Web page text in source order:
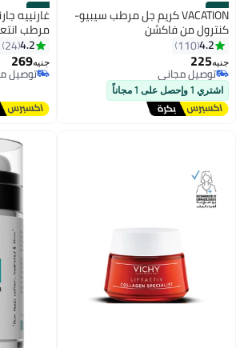
#29 VACATION كريم جل مرطب سيبيو-
كنترول من فاكشن
4.2
110
جنيه225
توصيل مجاني
توصيل مجاني
اشتري 1 وإحصل على 1 مجاناً
#30
غارنييه
فيتامين
الباهتة، 85 مل
4.2
24
جنيه269
توصيل
توصيل